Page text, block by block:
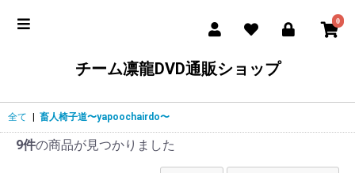
0
チーム凛龍DVD通販ショップ
全て 畜人椅子道〜yapoochairdo〜
9件の商品が見つかりました